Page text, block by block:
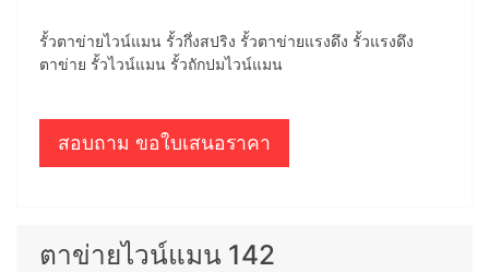
รั้วตาข่ายไวน์แมน รั้วกึ่งสปริง รั้วตาข่ายแรงดึง รั้วแรงดึง
ตาข่าย รั้วไวน์แมน รั้วถักปมไวน์แมน
สอบถาม ขอใบเสนอราคา
ตาข่ายไวน์แมน 142